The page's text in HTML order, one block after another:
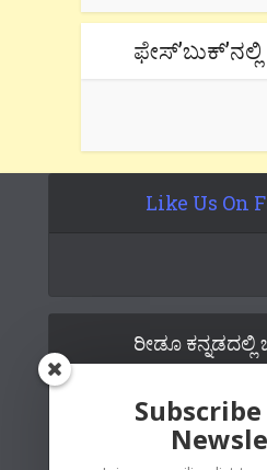
Like Us On
ರೀಡೂ